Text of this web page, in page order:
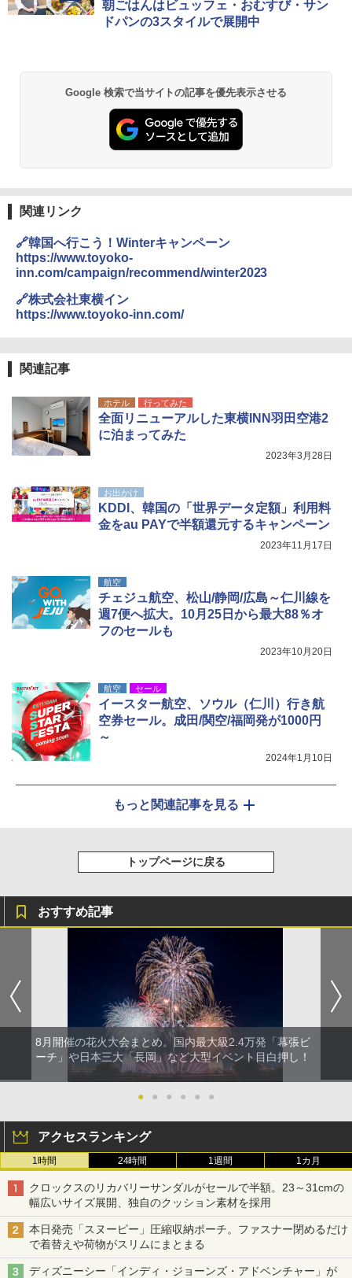
朝ごはんはビュッフェ・おむすび・サン
ドパンの3スタイルで展開中
Google 検索で当サイトの記事を優先表示させる
関連リンク
🔗韓国へ行こう！Winterキャンペーン
https://www.toyoko-
inn.com/campaign/recommend/winter2023
🔗株式会社東横イン
https://www.toyoko-inn.com/
関連記事
ホテル 行ってみた
全面リニューアルした東横INN羽田空港2
に泊まってみた
2023年3月28日
お出かけ
KDDI、韓国の「世界データ定額」利用料
金をau PAYで半額還元するキャンペーン
2023年11月17日
航空
チェジュ航空、松山/静岡/広島～仁川線を
週7便へ拡大。10月25日から最大88％オ
フのセールも
2023年10月20日
航空 セール
イースター航空、ソウル（仁川）行き航
空券セール。成田/関空/福岡発が1000円
～
2024年1月10日
もっと関連記事を見る
トップページに戻る
おすすめ記事
8月開催の花火大会まとめ。国内最大級2.4万発「幕張ビ
ーチ」や日本三大「長岡」など大型イベント目白押し！
● ● ● ● ● ●
アクセスランキング
1時間 24時間 1週間 1カ月
クロックスのリカバリーサンダルがセールで半額。23～31cmの
幅広いサイズ展開、独自のクッション素材を採用
本日発売「スヌーピー」圧縮収納ポーチ。ファスナー閉めるだけ
で着替えや荷物がスリムにまとまる
ディズニーシー「インディ・ジョーンズ・アドベンチャー」が